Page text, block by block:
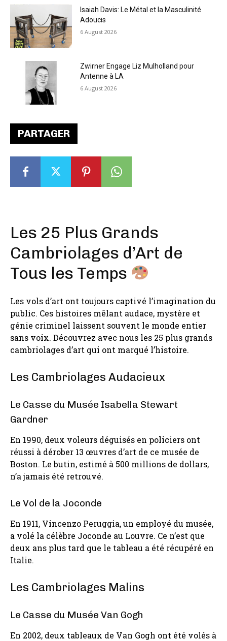
PARTAGER
Les 25 Plus Grands
Cambriolages d’Art de
Tous les Temps
Les vols d’art ont toujours captivé l’imagination du
public. Ces histoires mêlant audace, mystère et
génie criminel laissent souvent le monde entier
sans voix. Découvrez avec nous les 25 plus grands
cambriolages d’art qui ont marqué l’histoire.
Les Cambriolages Audacieux
Le Casse du Musée Isabella Stewart
Gardner
En 1990, deux voleurs déguisés en policiers ont
réussi à dérober 13 œuvres d’art de ce musée de
Boston. Le butin, estimé à 500 millions de dollars,
n’a jamais été retrouvé.
Le Vol de la Joconde
En 1911, Vincenzo Peruggia, un employé du musée,
a volé la célèbre Joconde au Louvre. Ce n’est que
deux ans plus tard que le tableau a été récupéré en
Italie.
Les Cambriolages Malins
Le Casse du Musée Van Gogh
En 2002, deux tableaux de Van Gogh ont été volés à
Isaiah Davis: Le Métal et la Masculinité
Adoucis
6 August 2026
Zwirner Engage Liz Mulholland pour
Antenne à LA
6 August 2026